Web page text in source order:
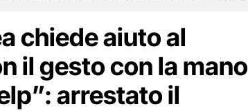
E SUPERENALOTTO
chiede aiuto al
il gesto con la mano
arrestato il